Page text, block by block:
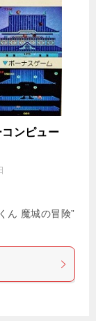
コンピュー
ん 魔城の冒険”